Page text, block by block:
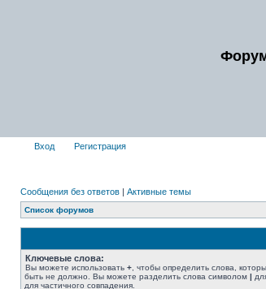
Вход Регистрация
Сообщения без ответов | Активные темы
Список форумов
Ключевые слова:
Вы можете использовать + , чтобы определить слова,
быть не должно. Вы можете разделить слова символом |
для частичного совпадения.